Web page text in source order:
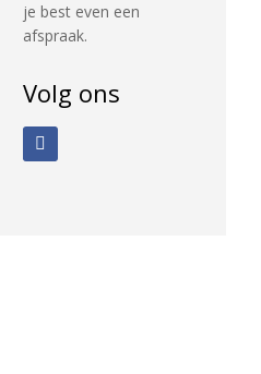
je best even een
afspraak.
Volg ons